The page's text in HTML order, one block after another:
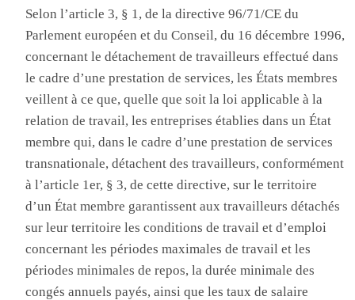
Selon l’article 3, § 1, de la directive 96/71/CE du
Parlement européen et du Conseil, du 16 décembre 1996,
concernant le détachement de travailleurs effectué dans
le cadre d’une prestation de services, les États membres
veillent à ce que, quelle que soit la loi applicable à la
relation de travail, les entreprises établies dans un État
membre qui, dans le cadre d’une prestation de services
transnationale, détachent des travailleurs, conformément
à l’article 1er, § 3, de cette directive, sur le territoire
d’un État membre garantissent aux travailleurs détachés
sur leur territoire les conditions de travail et d’emploi
concernant les périodes maximales de travail et les
périodes minimales de repos, la durée minimale des
congés annuels payés, ainsi que les taux de salaire